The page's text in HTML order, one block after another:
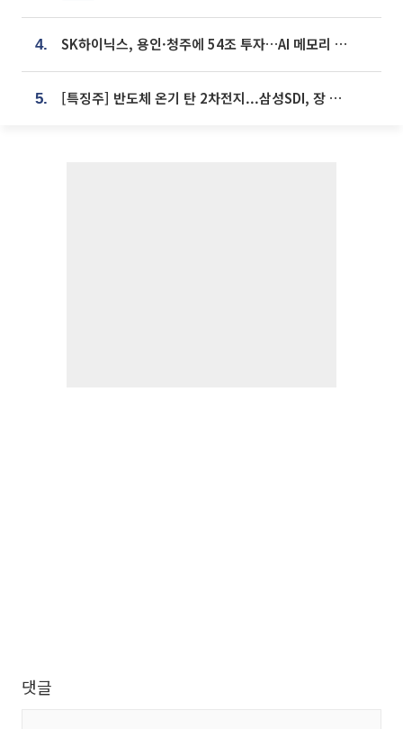
4. SK하이닉스, 용인·청주에 54조 투자…AI 메모리 생산기지 키운다
5. [특징주] 반도체 온기 탄 2차전지...삼성SDI, 장 초반 7% 넘게 껑충
댓글